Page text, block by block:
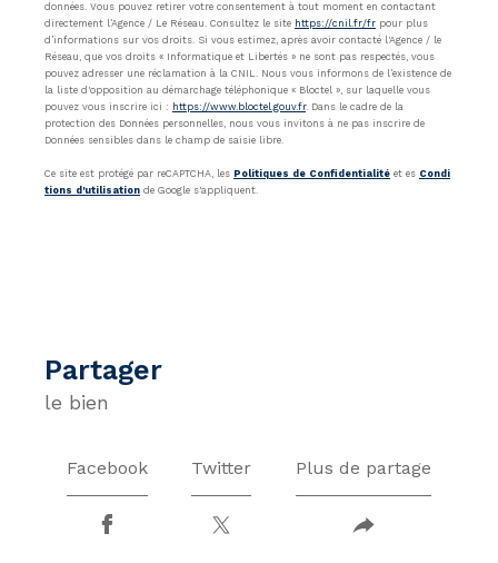
données. Vous pouvez retirer votre consentement à tout moment en contactant
directement l’Agence / Le Réseau. Consultez le site https://cnil.fr/fr pour plus
d’informations sur vos droits. Si vous estimez, après avoir contacté l'Agence / le
Réseau, que vos droits « Informatique et Libertés » ne sont pas respectés, vous
pouvez adresser une réclamation à la CNIL. Nous vous informons de l’existence de
la liste d'opposition au démarchage téléphonique « Bloctel », sur laquelle vous
pouvez vous inscrire ici : https://www.bloctel.gouv.fr. Dans le cadre de la
protection des Données personnelles, nous vous invitons à ne pas inscrire de
Données sensibles dans le champ de saisie libre.
Ce site est protégé par reCAPTCHA, les Politiques de Confidentialité et es Condi
tions d'utilisation de Google s'appliquent.
partager
le bien
Facebook Twitter Plus de partage